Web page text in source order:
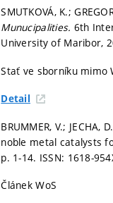
SMUTKOVÁ, K.;
Munucipalities. 6th
University of Maribor,
Stať ve sborníku mimo
Detail
BRUMMER, V.;
noble metal catalysts
p. 1-14. ISSN: 1618-
Článek WoS